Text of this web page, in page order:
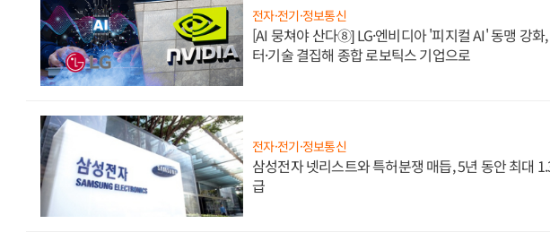
전자·전기·정보통신
[AI 뭉쳐야 산다⑧] LG·엔비디아 '피지컬 AI' 동맹 강화,
터·기술 결집해 종합 로보틱스 기업으로
전자·전기·정보통신
삼성전자 넷리스트와 특허분쟁 매듭, 5년 동안 최대
급